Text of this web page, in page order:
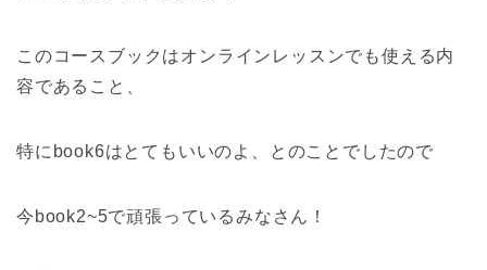
このコースブックはオンラインレッスンでも使える内
容であること、
特にbook6はとてもいいのよ、とのことでしたので
今book2~5で頑張っているみなさん！